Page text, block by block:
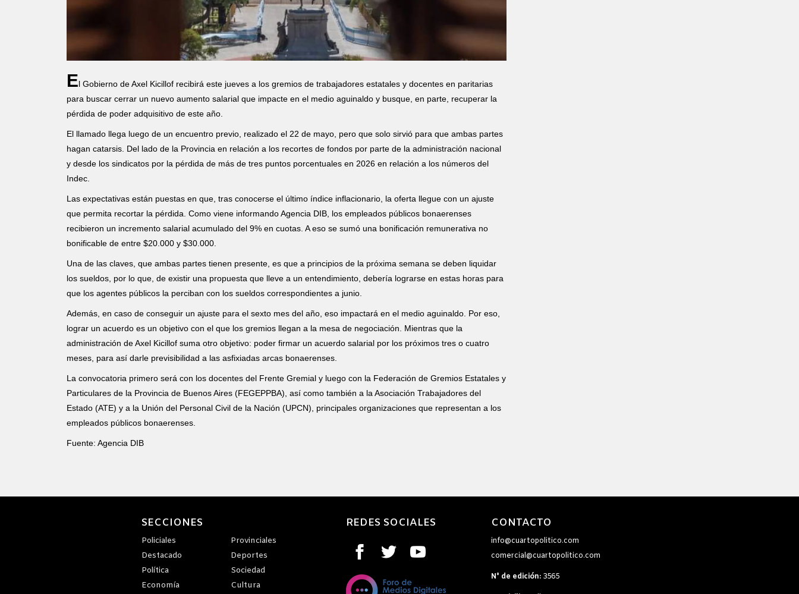
El Gobierno de Axel Kicillof recibirá este jueves a los gremios de trabajadores estatales y docentes en paritarias
para buscar cerrar un nuevo aumento salarial que impacte en el medio aguinaldo y busque, en parte, recuperar la
pérdida de poder adquisitivo de este año.
El llamado llega luego de un encuentro previo, realizado el 22 de mayo, pero que solo sirvió para que ambas partes
hagan catarsis. Del lado de la Provincia en relación a los recortes de fondos por parte de la administración nacional
y desde los sindicatos por la pérdida de más de tres puntos porcentuales en 2026 en relación a los números del
Indec.
Las expectativas están puestas en que, tras conocerse el último índice inflacionario, la oferta llegue con un ajuste
que permita recortar la pérdida. Como viene informando Agencia DIB, los empleados públicos bonaerenses
recibieron un incremento salarial acumulado del 9% en cuotas. A eso se sumó una bonificación remunerativa no
bonificable de entre $20.000 y $30.000.
Una de las claves, que ambas partes tienen presente, es que a principios de la próxima semana se deben liquidar
los sueldos, por lo que, de existir una propuesta que lleve a un entendimiento, debería lograrse en estas horas para
que los agentes públicos la perciban con los sueldos correspondientes a junio.
Además, en caso de conseguir un ajuste para el sexto mes del año, eso impactará en el medio aguinaldo. Por eso,
lograr un acuerdo es un objetivo con el que los gremios llegan a la mesa de negociación. Mientras que la
administración de Axel Kicillof suma otro objetivo: poder firmar un acuerdo salarial por los próximos tres o cuatro
meses, para así darle previsibilidad a las asfixiadas arcas bonaerenses.
La convocatoria primero será con los docentes del Frente Gremial y luego con la Federación de Gremios Estatales y
Particulares de la Provincia de Buenos Aires (FEGEPPBA), así como también a la Asociación Trabajadores del
Estado (ATE) y a la Unión del Personal Civil de la Nación (UPCN), principales organizaciones que representan a los
empleados públicos bonaerenses.
Fuente: Agencia DIB
SECCIONES
Policiales
Provinciales
Destacado
Deportes
Política
Sociedad
Economía
Cultura
REDES SOCIALES CONTACTO
info@cuartopolitico.com
comercial@cuartopolitico.com
N° de edición: 3565